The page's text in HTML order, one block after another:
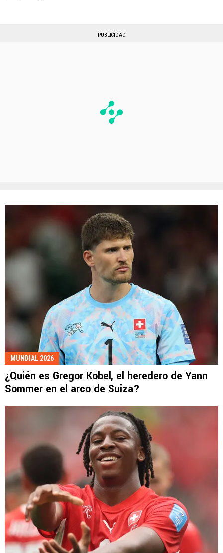
PUBLICIDAD
MUNDIAL 2026
¿Quién es Gregor Kobel, el heredero de Yann
Sommer en el arco de Suiza?